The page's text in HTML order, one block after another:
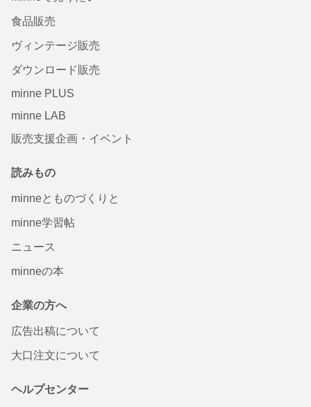
食品販売
ヴィンテージ販売
ダウンロード販売
minne PLUS
minne LAB
販売支援企画・イベント
読みもの
minneとものづくりと
minne学習帖
ニュース
minneの本
企業の方へ
広告出稿について
大口注文について
ヘルプセンター